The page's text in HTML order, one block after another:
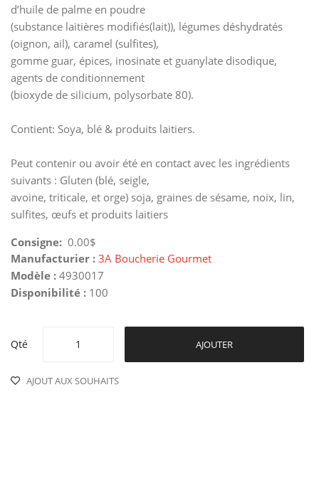
d’huile de palme en poudre
(substance laitières modifiés(lait)), légumes déshydratés
(oignon, ail), caramel (sulfites),
gomme guar, épices, inosinate et guanylate disodique,
agents de conditionnement
(bioxyde de silicium, polysorbate 80).
Contient: Soya, blé & produits laitiers.
Peut contenir ou avoir été en contact avec les ingrédients
suivants : Gluten (blé, seigle,
avoine, triticale, et orge) soja, graines de sésame, noix, lin,
sulfites, œufs et produits laitiers
Consigne: 0.00$
Manufacturier : 3A Boucherie Gourmet
Modèle : 4930017
Disponibilité : 100
Qté AJOUTER
AJOUT AUX SOUHAITS